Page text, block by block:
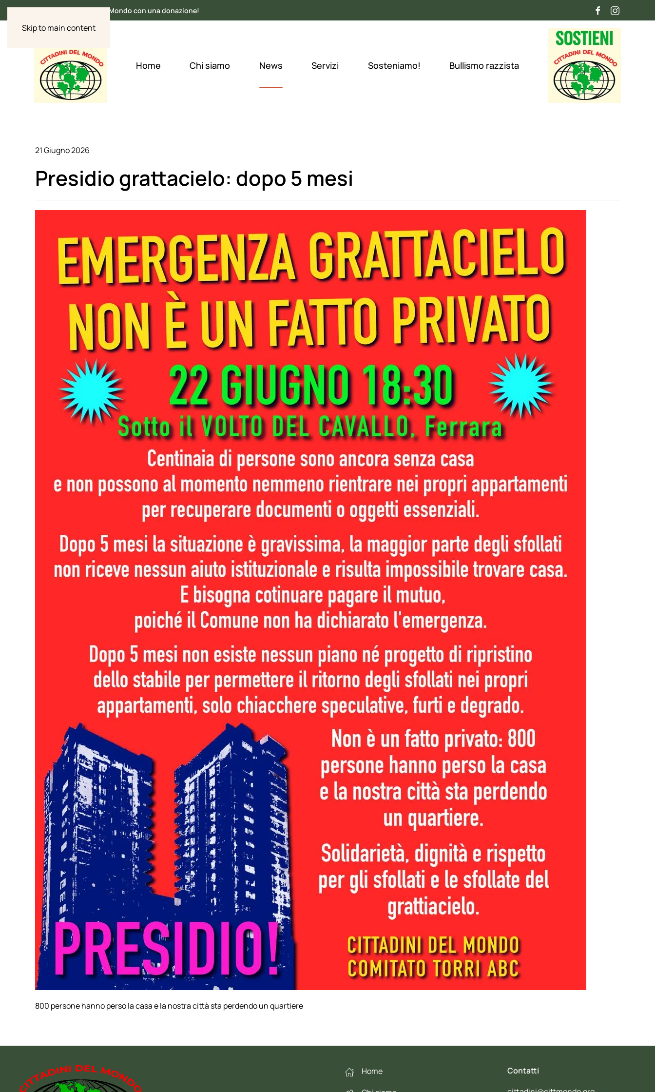
Skip to main content
SOSTIENI Cittadini del Mondo con una donazione!
Home Chi siamo News Servizi Sosteniamo! Bullismo razzista
21 Giugno 2026
Presidio grattacielo: dopo 5 mesi
800 persone hanno perso la casa e la nostra città sta perdendo un quartiere
Home
Contatti